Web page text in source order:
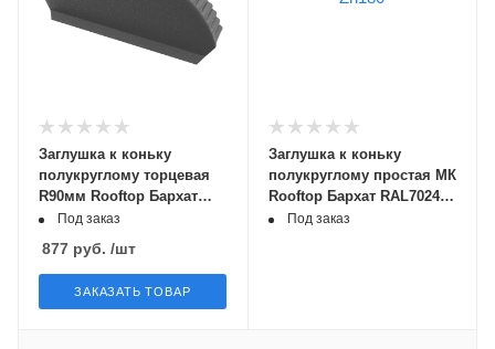
Заглушка к коньку
полукруглому торцевая
R90мм Rooftop Бархат
RAL9005 PE 0,5мм Zn180
Под заказ
877 руб. /шт
ЗАКАЗАТЬ ТОВАР
Заглушка к коньку
полукруглому простая МК
Rooftop Бархат RAL7024
PE 0,5мм Zn180
Под заказ